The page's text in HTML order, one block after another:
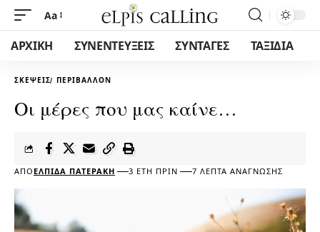
Aa
ΑΡΧΙΚΗ ΣΥΝΕΝΤΕΥΞΕΙΣ ΣΥΝΤΑΓΕΣ ΤΑΞΙΔΙΑ
ΣΚΈΨΕΙΣ ΠΕΡΙΒΆΛΛΟΝ
Οι μέρες που μας καίνε…
ΑΠΌ ΕΛΠΊΔΑ ΠΑΤΕΡΆΚΗ 3 ΈΤΗ ΠΡΙΝ 7 ΛΕΠΤΆ ΑΝΆΓΝΩΣΗΣ